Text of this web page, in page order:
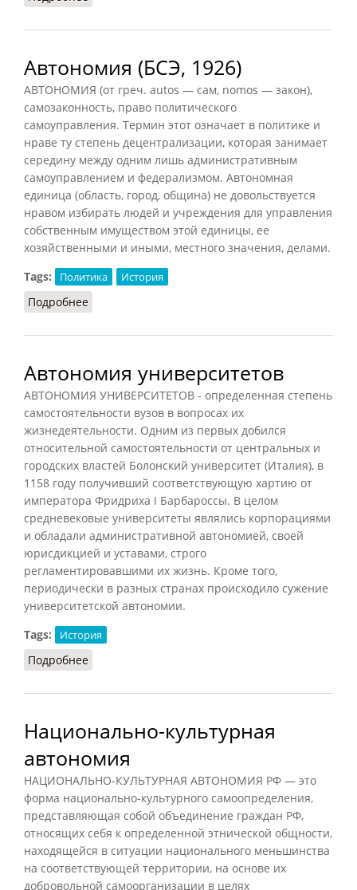
Автономия (БСЭ, 1926)
АВТОНОМИЯ (от греч. autos — сам, nomos — закон),
самозаконность, право политического
самоуправления. Термин этот означает в политике и
нраве ту степень децентрализации, которая занимает
середину между одним лишь административным
самоуправлением и федерализмом. Автономная
единица (область, город, община) не довольствуется
нравом избирать людей и учреждения для управления
собственным имуществом этой единицы, ее
хозяйственными и иными, местного значения, делами.
Tags:
Политика История
Подробнее
Автономия университетов
АВТОНОМИЯ УНИВЕРСИТЕТОВ - определенная степень
самостоятельности вузов в вопросах их
жизнедеятельности. Одним из первых добился
относительной самостоятельности от центральных и
городских властей Болонский университет (Италия), в
1158 году получивший соответствующую хартию от
императора Фридриха I Барбароссы. В целом
средневековые университеты являлись корпорациями
и обладали административной автономией, своей
юрисдикцией и уставами, строго
регламентировавшими их жизнь. Кроме того,
периодически в разных странах происходило сужение
университетской автономии.
Tags:
История
Подробнее
Национально-культурная
автономия
НАЦИОНАЛЬНО-КУЛЬТУРНАЯ АВТОНОМИЯ РФ — это
форма национально-культурного самоопределения,
представляющая собой объединение граждан РФ,
относящих себя к определенной этнической общности,
находящейся в ситуации национального меньшинства
на соответствующей территории, на основе их
добровольной самоорганизации в целях